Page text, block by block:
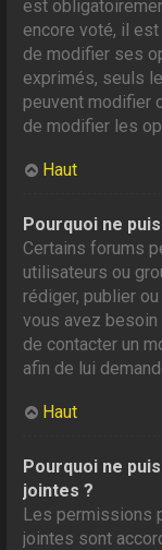
est
encore voté, il
de modifier ses
exprimés, seuls
peuvent modifier
de modifier les
Haut
Pourquoi ne
Certains forums
utilisateurs ou
rédiger, publier
vous avez
de contacter un
afin de lui
Haut
Pourquoi ne
jointes ?
Les permissions
jointes sont